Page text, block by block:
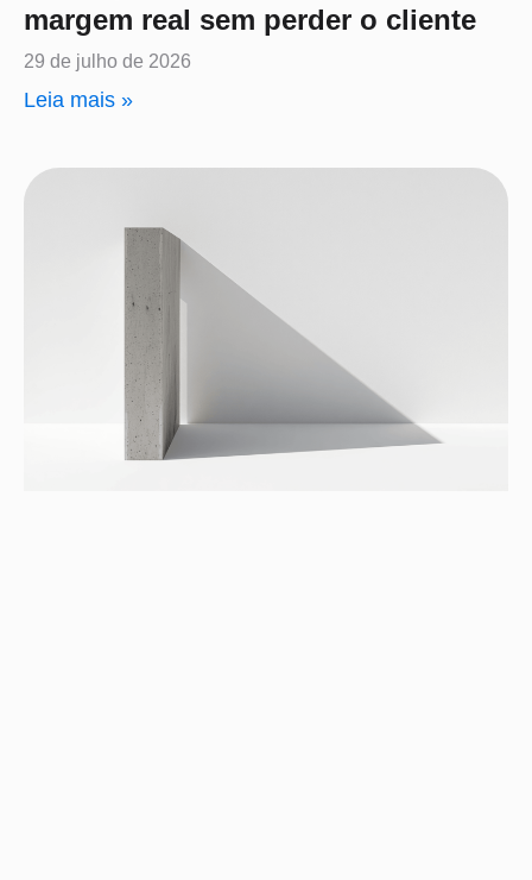
margem real sem perder o cliente
29 de julho de 2026
Leia mais »